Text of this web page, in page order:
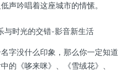
声吟唱着这座城市的情愫。
字没什么印象，那么你一定知道
的《哆来咪》、《雪绒花》、